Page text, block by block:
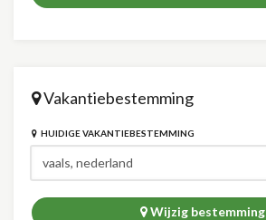
Vakantiebestemming
HUIDIGE VAKANTIEBESTEMMING
Wijzig bestemming